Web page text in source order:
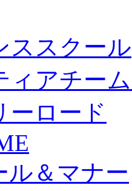
ススクール
ィアチー
ーロード
ル＆マナー